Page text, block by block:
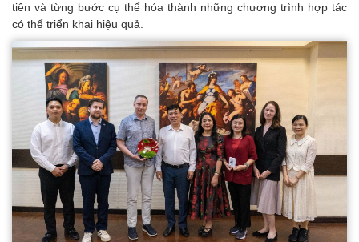
tiên và từng bước cụ thể hóa thành những chương trình hợp tác
có thể triển khai hiệu quả.